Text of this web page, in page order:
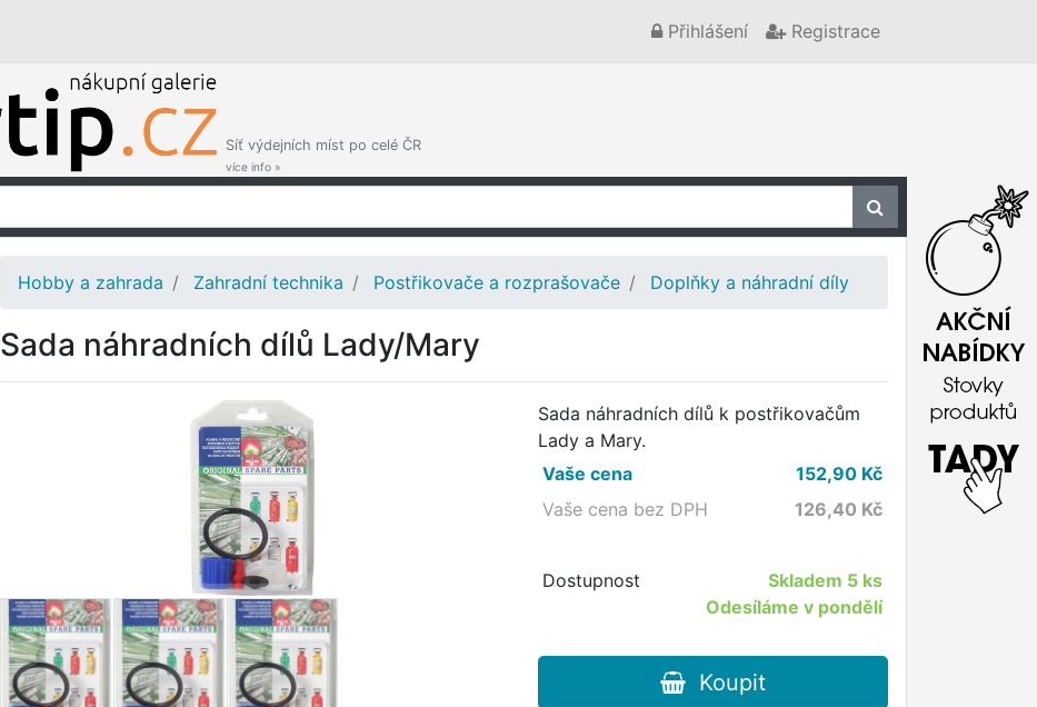
Přihlášení Registrace
Síť výdejních míst po celé ČR
více info »
Hobby a zahrada Zahradní technika Postřikovače a rozprašovače Doplňky a náhradní díly
Sada náhradních dílů Lady/Mary
Sada náhradních dílů k postřikovačům
Lady a Mary.
Vaše cena
152,90Kč
Vaše cena bez DPH
126,40 Kč
Dostupnost Skladem 5 ks
Odesíláme v pondělí
Koupit